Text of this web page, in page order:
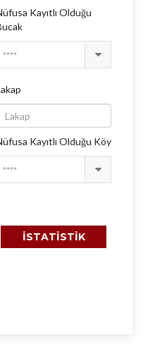
Kayıtlı Olduğu
****
Kayıtlı Olduğu Köy
****
İSTATİSTİK